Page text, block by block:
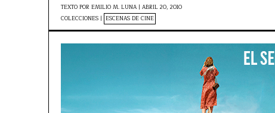
TEXTO POR EMILIO M. LUNA | ABRIL 20, 2010
COLECCIONES | ESCENAS DE CINE